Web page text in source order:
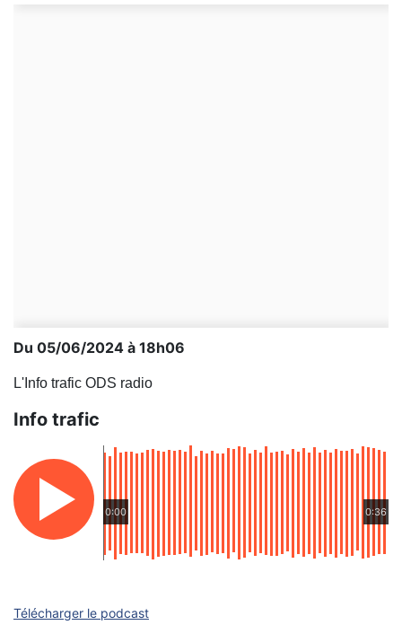
Du 05/06/2024 à 18h06
L'Info trafic ODS radio
Info trafic
0:00 0:36
Télécharger le podcast